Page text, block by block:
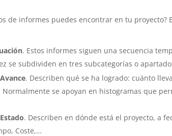
de informes puedes encontrar en tu proyecto?
. Estos informes siguen una secuencia
se subdividen en tres subcategorías o
. Describen qué se ha logrado: cuánto
se apoyan en histogramas que
. Describen en dónde está el proyecto, a
Coste,…